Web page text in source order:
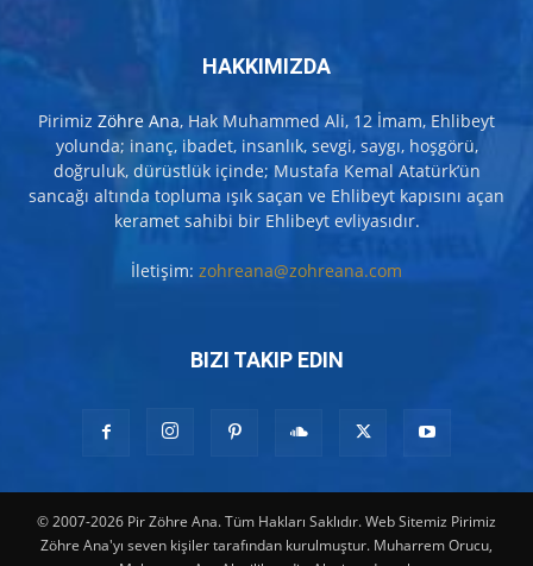
HAKKIMIZDA
Pirimiz Zöhre Ana, Hak Muhammed Ali, 12 İmam, Ehlibeyt
yolunda; inanç, ibadet, insanlık, sevgi, saygı, hoşgörü,
doğruluk, dürüstlük içinde; Mustafa Kemal Atatürk’ün
sancağı altında topluma ışık saçan ve Ehlibeyt kapısını açan
keramet sahibi bir Ehlibeyt evliyasıdır.
İletişim: zohreana@zohreana.com
BIZI TAKIP EDIN
© 2007-2026 Pir Zöhre Ana. Tüm Hakları Saklıdır. Web Sitemiz Pirimiz
Zöhre Ana'yı seven kişiler tarafından kurulmuştur. Muharrem Orucu,